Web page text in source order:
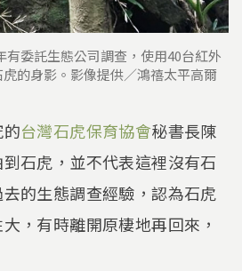
有委託生態公司調查，使用40台紅外
的身影。影像提供／鴻禧太平高爾
台灣石虎保育協會秘書長陳
石虎，並不代表這裡沒有石
的生態調查經驗，認為石虎
，有時離開原棲地再回來，